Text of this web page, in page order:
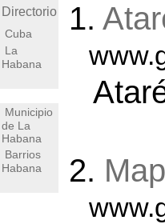
Directorio
Cuba
La
Habana
Municipio
de La
Habana
Barrios
Habana
1.
2.